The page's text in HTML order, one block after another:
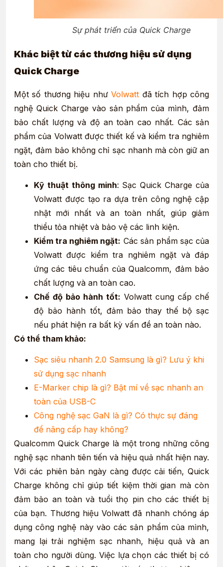
Sự phát triển của Quick Charge
Khác biệt từ các thương hiệu sử dụng
Quick Charge
Một số thương hiệu nhưVolwatt đã tích hợp công
nghệ Quick Charge vào sản phẩm của mình, đảm
bảo chất lượng và độ an toàn cao nhất. Các sản
phẩm của Volwatt được thiết kế và kiểm tra nghiêm
ngặt, đảm bảo không chỉ sạc nhanh mà còn giữ an
toàn cho thiết bị.
Kỹ thuật thông minh: Sạc Quick Charge của
Volwatt được tạo ra dựa trên công nghệ cập
nhật mới nhất và an toàn nhất, giúp giảm
thiểu tỏa nhiệt và bảo vệ các linh kiện.
Kiểm tra nghiêm ngặt: Các sản phẩm sạc của
Volwatt được kiểm tra nghiêm ngặt và đáp
ứng các tiêu chuẩn của Qualcomm, đảm bảo
chất lượng và an toàn cao.
Chế độ bảo hành tốt: Volwatt cung cấp chế
độ bảo hành tốt, đảm bảo thay thế bộ sạc
nếu phát hiện ra bất kỳ vấn đề an toàn nào.
Có thể tham khảo:
Sạc siêu nhanh 2.0 Samsung là gì? Lưu ý khi
sử dụng sạc nhanh
E-Marker chip là gì? Bật mí về sạc nhanh an
toàn của USB-C
Công nghệ sạc GaN là gì? Có thực sự đáng
để nâng cấp hay không?
Qualcomm Quick Charge là một trong những công
nghệ sạc nhanh tiên tiến và hiệu quả nhất hiện nay.
Với các phiên bản ngày càng được cải tiến, Quick
Charge không chỉ giúp tiết kiệm thời gian mà còn
đảm bảo an toàn và tuổi thọ pin cho các thiết bị
của bạn. Thương hiệu Volwatt đã nhanh chóng áp
dụng công nghệ này vào các sản phẩm của mình,
mang lại trải nghiệm sạc nhanh, hiệu quả và an
toàn cho người dùng. Việc lựa chọn các thiết bị có